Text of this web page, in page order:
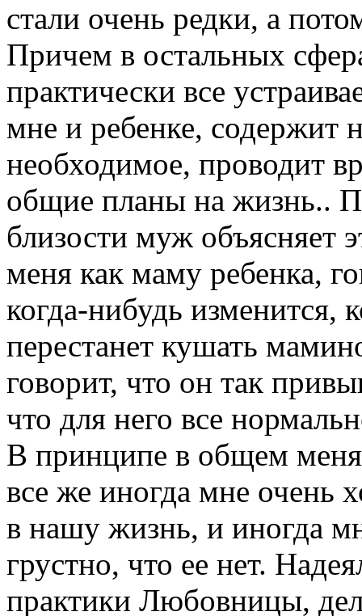
стали очень редки, а
Причем в остальных
практически все
мне и ребенке, содержит
необходимое, проводит
общие планы на жизнь..
близости муж объясняет
меня как маму ребенка,
когда-нибудь изменится,
перестанет кушать
говорит, что он так
что для него все
В принципе в общем меня
все же иногда мне очень
в нашу жизнь, и иногда
грустно, что ее нет.
практики Любовницы,